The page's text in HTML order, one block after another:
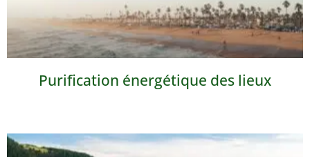
Purification énergétique des lieux